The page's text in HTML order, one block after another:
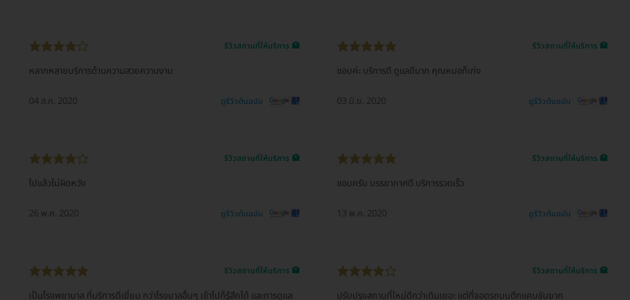
รีวิวสถานที่ให้บริการ 🏥
หลากหลายบริการด้านความสวยความงาม
04 ส.ค. 2020 ดูรีวิวต้นฉบับ
รีวิวสถานที่ให้บริการ 🏥
ชอบค่ะ บริการดี ดูแลดีมาก คุณหมอก็เก่ง
03 มิ.ย. 2020 ดูรีวิวต้นฉบับ
รีวิวสถานที่ให้บริการ 🏥
ไปแล้วไม่ผิดหวัง
26 พ.ค. 2020 ดูรีวิวต้นฉบับ
รีวิวสถานที่ให้บริการ 🏥
ชอบครับ บรรยากาศดี บริการรวดเร็ว
13 พ.ค. 2020 ดูรีวิวต้นฉบับ
รีวิวสถานที่ให้บริการ 🏥
เป็นโรงพยาบาล ที่บริการดีเยี่ยม กว่าโรงบาลอื่นๆ เข้าไปก็รู้สึกได้ และการดูแล
รีวิวสถานที่ให้บริการ 🏥
ปรับปรุงสถานที่ใหม่ดีกว่าเดิมเยอะ แต่ที่จอดรถบนตึกแคบขับยาก